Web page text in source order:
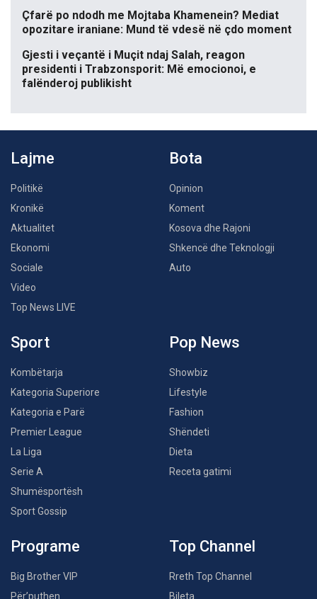
Çfarë po ndodh me Mojtaba Khamenein? Mediat
opozitare iraniane: Mund të vdesë në çdo moment
Gjesti i veçantë i Muçit ndaj Salah, reagon
presidenti i Trabzonsporit: Më emocionoi, e
falënderoj publikisht
Lajme
Politikë
Kronikë
Aktualitet
Ekonomi
Sociale
Video
Top News LIVE
Bota
Opinion
Koment
Kosova dhe Rajoni
Shkencë dhe Teknologji
Auto
Sport
Kombëtarja
Kategoria Superiore
Kategoria e Parë
Premier League
La Liga
Serie A
Shumësportësh
Sport Gossip
Pop News
Showbiz
Lifestyle
Fashion
Shëndeti
Dieta
Receta gatimi
Programe
Big Brother VIP
Për’puthen
Top Channel
Rreth Top Channel
Bileta